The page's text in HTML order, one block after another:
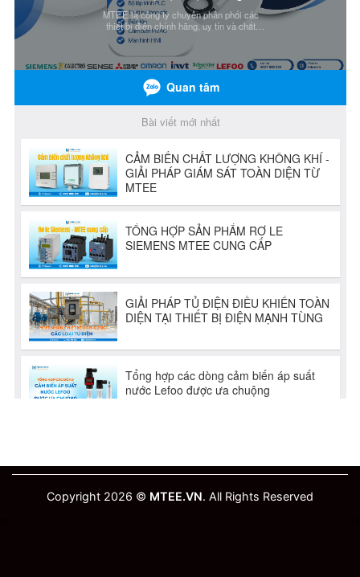
Copyright 2026 © MTEE.VN. All Rights Reserved